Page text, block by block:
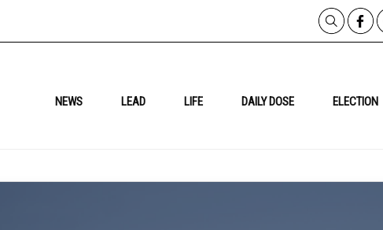
NEWS LEAD LIFE DAILY DOSE ELECTION